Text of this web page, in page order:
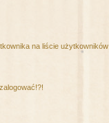
na liście użytkowników